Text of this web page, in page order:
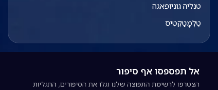
טנליה גוניופאגה
טֶלְמָטַקְטִיס
אל תפספסו אף סיפור
הצטרפו לרשימת התפוצה שלנו וגלו את הסיפורים, התגליות